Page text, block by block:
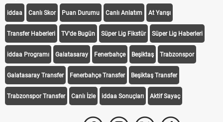
KEŞFET
iddaa Canlı Skor Puan Durumu Canlı Anlatım At Yarışı
Transfer Haberleri TV'de Bugün Süper Lig Fikstür Süper Lig Haberleri
iddaa Programı Galatasaray Fenerbahçe Beşiktaş Trabzonspor
Galatasaray Transfer Fenerbahçe Transfer Beşiktaş Transfer
Trabzonspor Transfer Canlı İzle iddaa Sonuçları Aktif Sayaç